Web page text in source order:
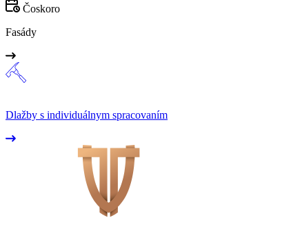
Čoskoro
Fasády
Dlažby s individuálnym spracovaním